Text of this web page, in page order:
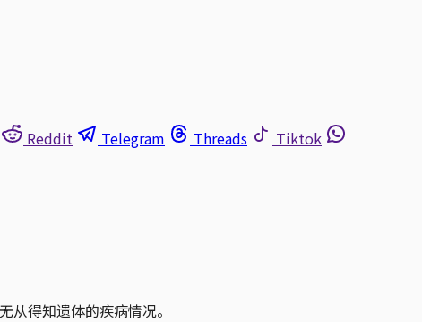
Reddit Telegram Threads
Tiktok
得知遗体的疾病情况。